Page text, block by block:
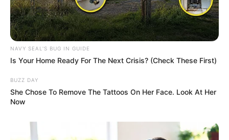
NAVY SEAL'S BUG IN GUIDE
Is Your Home Ready For The Next Crisis? (Check These First)
BUZZ DAY
She Chose To Remove The Tattoos On Her Face. Look At Her
Now